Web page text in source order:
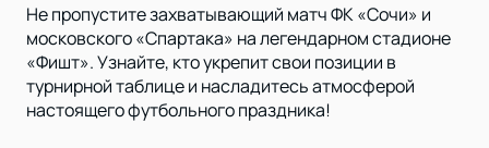
Не пропустите захватывающий матч ФК «Сочи» и
московского «Спартака» на легендарном стадионе
«Фишт». Узнайте, кто укрепит свои позиции в
турнирной таблице и насладитесь атмосферой
настоящего футбольного праздника!